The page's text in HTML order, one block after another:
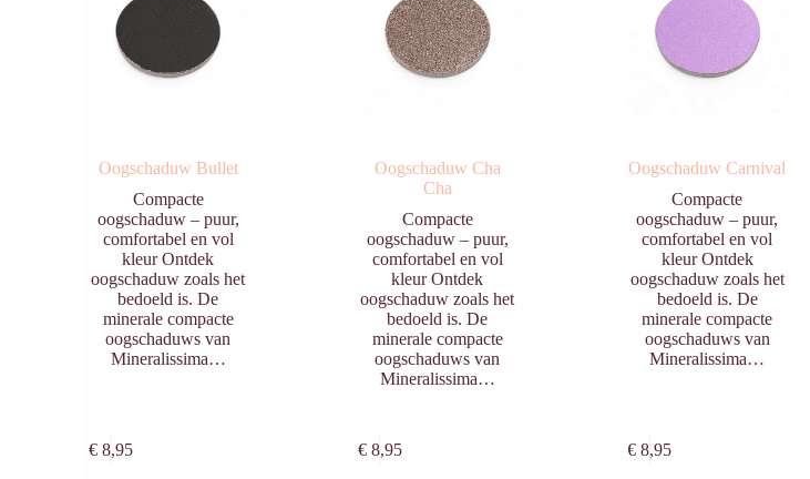
Oogschaduw Bullet
Compacte
oogschaduw – puur,
comfortabel en vol
kleur Ontdek
oogschaduw zoals het
bedoeld is. De
minerale compacte
oogschaduws van
Mineralissima…
€8,95
Oogschaduw Cha
Cha
Compacte
oogschaduw – puur,
comfortabel en vol
kleur Ontdek
oogschaduw zoals het
bedoeld is. De
minerale compacte
oogschaduws van
Mineralissima…
€8,95
Oogschaduw Carnival
Compacte
oogschaduw – puur,
comfortabel en vol
kleur Ontdek
oogschaduw zoals het
bedoeld is. De
minerale compacte
oogschaduws van
Mineralissima…
€ 8,95